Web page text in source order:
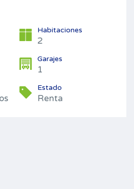
Habitaciones
2
Garajes
1
Estado
Renta